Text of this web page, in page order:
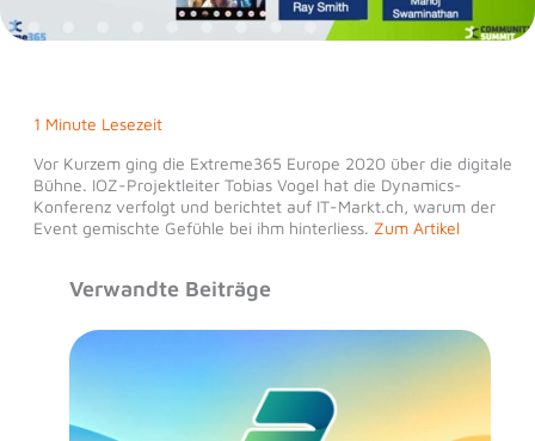
1 Minute Lesezeit
Vor Kurzem ging die Extreme365 Europe 2020 über die digitale
Bühne. IOZ-Projektleiter Tobias Vogel hat die Dynamics-
Konferenz verfolgt und berichtet auf IT-Markt.ch, warum der
Event gemischte Gefühle bei ihm hinterliess. Zum Artikel
Verwandte Beiträge